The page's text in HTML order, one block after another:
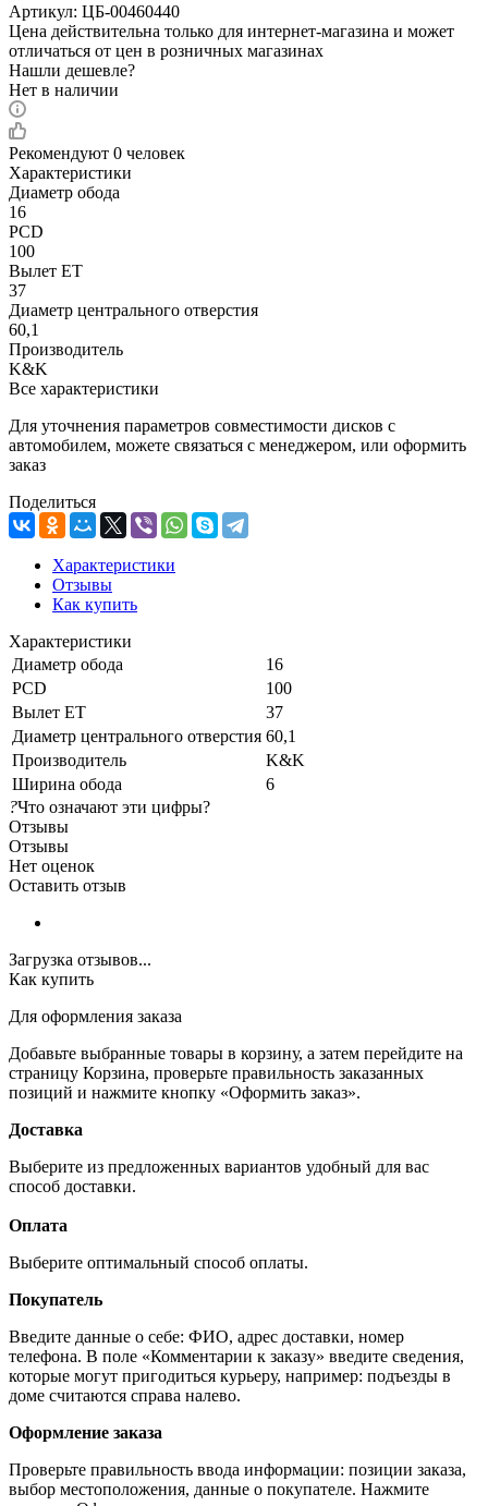
Артикул: ЦБ-00460440
Цена действительна только для интернет-магазина и может
отличаться от цен в розничных магазинах
Нашли дешевле?
Нет в наличии
Рекомендуют 0 человек
Характеристики
Диаметр обода
16
PCD
100
Вылет ET
37
Диаметр центрального отверстия
60,1
Производитель
K&K
Все характеристики
Для уточнения параметров совместимости дисков с
автомобилем, можете связаться с менеджером, или оформить
заказ
Поделиться
Характеристики
Отзывы
Как купить
Характеристики
Диаметр обода
16
PCD
100
Вылет ET
37
Диаметр центрального отверстия 60,1
Производитель
K&K
Ширина обода
6
?Что означают эти цифры?
Отзывы
Отзывы
Нет оценок
Оставить отзыв
Загрузка отзывов...
Как купить
Для оформления заказа
Добавьте выбранные товары в корзину, а затем перейдите на
страницу Корзина, проверьте правильность заказанных
позиций и нажмите кнопку «Оформить заказ».
Доставка
Выберите из предложенных вариантов удобный для вас
способ доставки.
Оплата
Выберите оптимальный способ оплаты.
Покупатель
Введите данные о себе: ФИО, адрес доставки, номер
телефона. В поле «Комментарии к заказу» введите сведения,
которые могут пригодиться курьеру, например: подъезды в
доме считаются справа налево.
Оформление заказа
Проверьте правильность ввода информации: позиции заказа,
выбор местоположения, данные о покупателе. Нажмите